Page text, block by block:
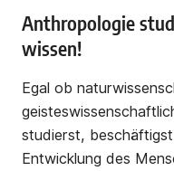
Anthropologie
wissen!
Egal ob
studierst,
Entwicklung des